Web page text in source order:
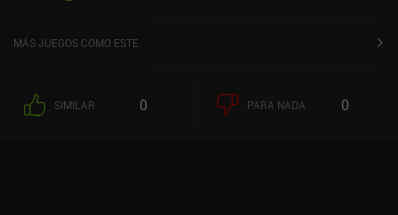
MÁS JUEGOS COMO ESTE
SIMILAR 0 PARA NADA 0